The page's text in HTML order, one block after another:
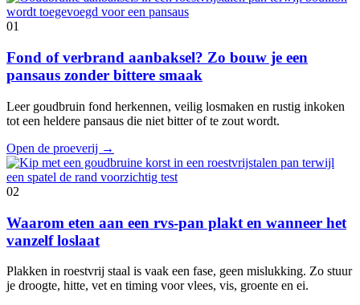
01
Fond of verbrand aanbaksel? Zo bouw je een
pansaus zonder bittere smaak
Leer goudbruin fond herkennen, veilig losmaken en rustig inkoken
tot een heldere pansaus die niet bitter of te zout wordt.
Open de proeverij →
02
Waarom eten aan een rvs-pan plakt en wanneer het
vanzelf loslaat
Plakken in roestvrij staal is vaak een fase, geen mislukking. Zo stuur
je droogte, hitte, vet en timing voor vlees, vis, groente en ei.